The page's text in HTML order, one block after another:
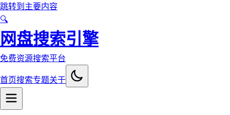
跳转到主要内容
🔍
网盘搜索引擎
免费资源搜索平台
首页搜索专题关于